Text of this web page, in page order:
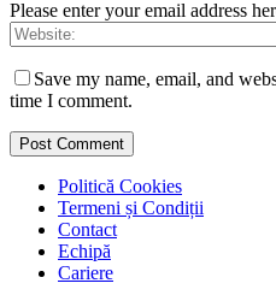
Please enter your email address
Save my name, email, and
time I comment.
Politică Cookies
Termeni și Condiții
Contact
Echipă
Cariere